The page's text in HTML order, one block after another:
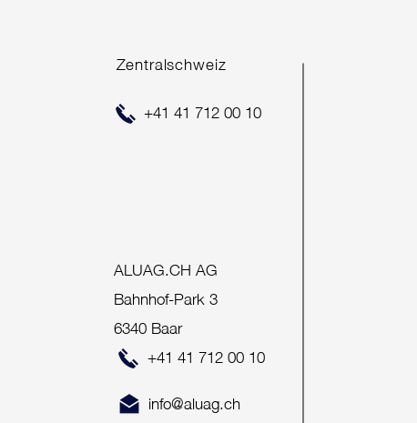
VERKAUF
Zentralschweiz
+41 41 712 00 10
ALUAG.CH AG
Bahnhof-Park 3
6340 Baar
+41 41 712 00 10
info@aluag.ch